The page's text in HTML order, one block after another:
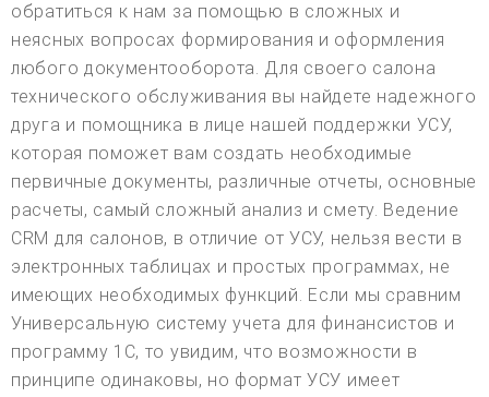
обратиться к нам за помощью в сложных и
неясных вопросах формирования и оформления
любого документооборота. Для своего салона
технического обслуживания вы найдете надежного
друга и помощника в лице нашей поддержки УСУ,
которая поможет вам создать необходимые
первичные документы, различные отчеты, основные
расчеты, самый сложный анализ и смету. Ведение
CRM для салонов, в отличие от УСУ, нельзя вести в
электронных таблицах и простых программах, не
имеющих необходимых функций. Если мы сравним
Универсальную систему учета для финансистов и
программу 1С, то увидим, что возможности в
принципе одинаковы, но формат УСУ имеет